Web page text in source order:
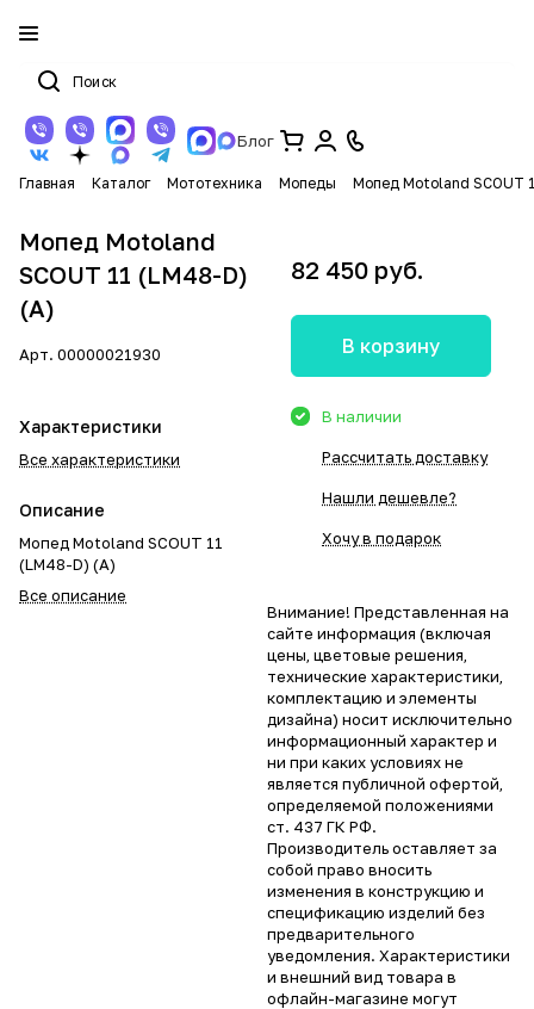
Блог
Главная Каталог Мототехника Мопеды Мопед Motoland SCOUT
Мопед Motoland
SCOUT 11 (LM48-D)
(A)
Арт. 00000021930
Характеристики
Все характеристики
Описание
Мопед Motoland SCOUT 11
(LM48-D) (A)
Все описание
82 450 руб.
В корзину
В наличии
Рассчитать доставку
Нашли дешевле?
Хочу в подарок
Внимание! Представленная на
сайте информация (включая
цены, цветовые решения,
технические характеристики,
комплектацию и элементы
дизайна) носит исключительно
информационный характер и
ни при каких условиях не
является публичной офертой,
определяемой положениями
ст. 437 ГК РФ.
Производитель оставляет за
собой право вносить
изменения в конструкцию и
спецификацию изделий без
предварительного
уведомления. Характеристики
и внешний вид товара в
офлайн-магазине могут